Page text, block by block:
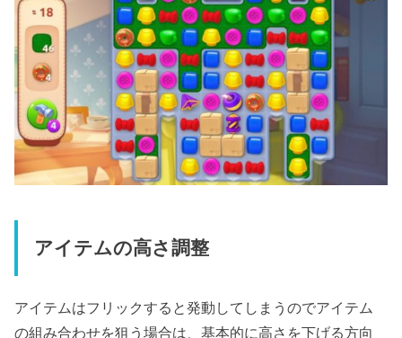
アイテムの高さ調整
アイテムはフリックすると発動してしまうのでアイテム
の組み合わせを狙う場合は、基本的に高さを下げる方向